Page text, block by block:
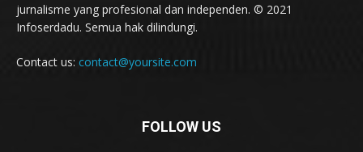
jurnalisme yang profesional dan independen. © 2021
Infoserdadu. Semua hak dilindungi.
Contact us: contact@yoursite.com
FOLLOW US